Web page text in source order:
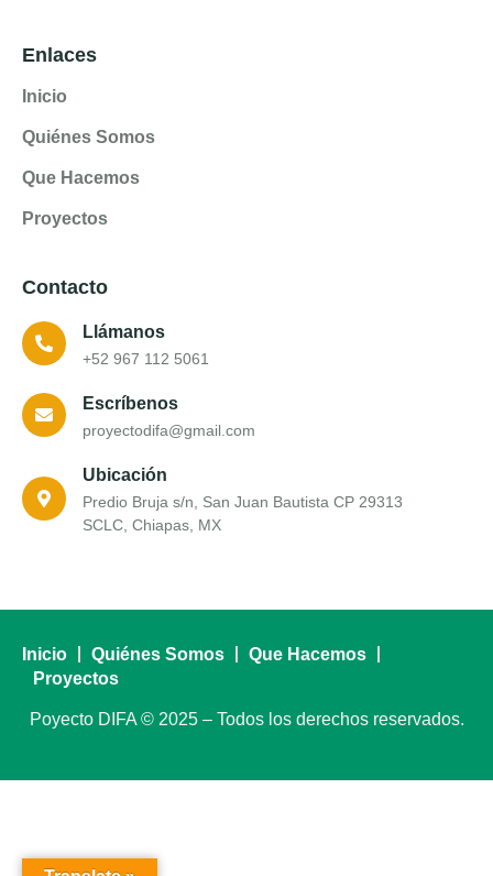
Enlaces
Inicio
Quiénes Somos
Que Hacemos
Proyectos
Contacto
Llámanos
+52 967 112 5061
Escríbenos
proyectodifa@gmail.com
Ubicación
Predio Bruja s/n, San Juan Bautista CP 29313
SCLC, Chiapas, MX
Inicio Quiénes Somos
Que Hacemos
Proyectos
Poyecto DIFA © 2025 – Todos los derechos reservados.